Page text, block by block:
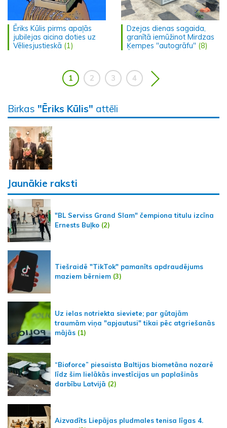
Ēriks Kūlis pirms apaļās
jubilejas aicina doties uz
Vēliesjustieskā (1)
Dzejas dienas sagaida,
granītā iemūžinot Mirdzas
Ķempes "autogrāfu" (8)
1 2 3 4
Birkas "Ēriks Kūlis" attēli
Jaunākie raksti
"BL Serviss Grand Slam" čempiona titulu izcīna
Ernests Buļko (2)
Tiešraidē "TikTok" pamanīts apdraudējums
maziem bērniem (3)
Uz ielas notriekta sieviete; par gūtajām
traumām viņa "apjautusi" tikai pēc atgriešanās
mājās (1)
“Bioforce” piesaista Baltijas biometāna nozarē
līdz šim lielākās investīcijas un paplašinās
darbību Latvijā (2)
Aizvadīts Liepājas pludmales tenisa līgas 4.